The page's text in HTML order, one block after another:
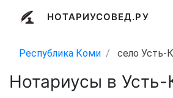
НОТАРИУСОВЕД.РУ
Республика Коми село Усть-
Нотариусы в